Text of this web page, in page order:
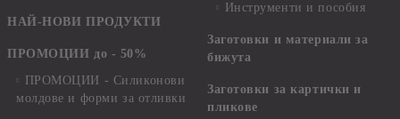
НАЙ-НОВИ ПРОДУКТИ
ПРОМОЦИИ до - 50%
ПРОМОЦИИ - Силиконови
молдове и форми за отливки
Инструменти и пособия
Заготовки и материали за
бижута
Заготовки за картички и
пликове